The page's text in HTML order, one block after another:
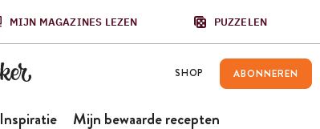
MIJN MAGAZINES LEZEN PUZZELEN
SHOP ABONNEREN
Inspiratie Mijn bewaarde recepten